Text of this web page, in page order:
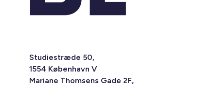
Studiestræde 50,
1554 København V
Mariane Thomsens Gade 2F,